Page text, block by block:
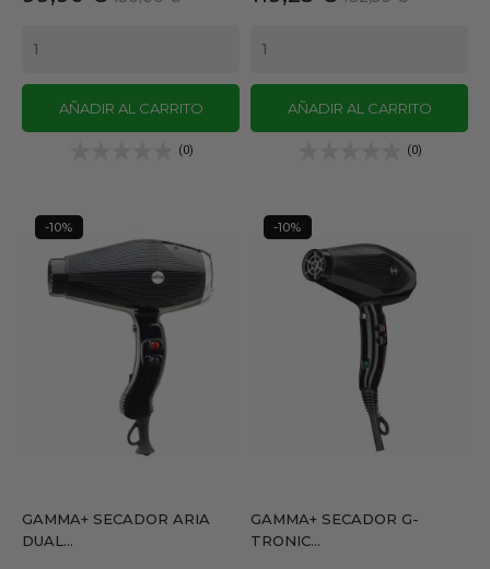
AÑADIR AL CARRITO
(0)
AÑADIR AL CARRITO
(0)
GAMMA+ SECADOR ARIA
DUAL...
-10%
GAMMA+ SECADOR G-
TRONIC...
-10%